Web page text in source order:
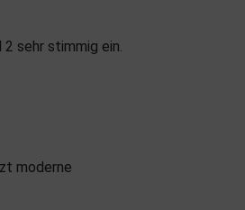
sehr stimmig ein.
moderne